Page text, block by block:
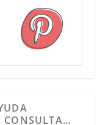
CONSULTA…